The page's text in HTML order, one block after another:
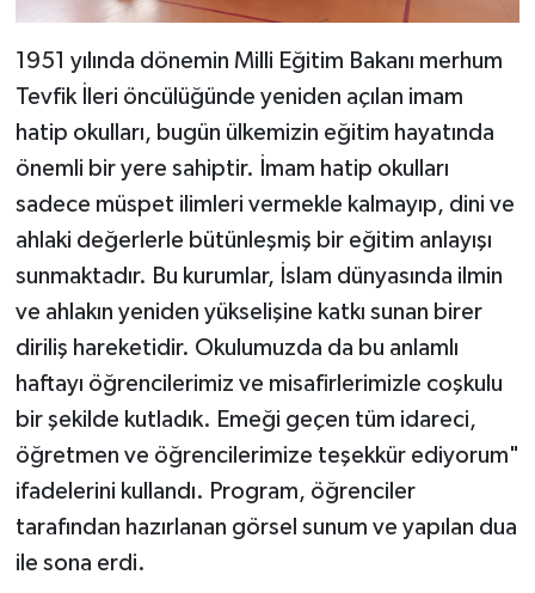
1951 yılında dönemin Milli Eğitim Bakanı merhum
Tevfik İleri öncülüğünde yeniden açılan imam
hatip okulları, bugün ülkemizin eğitim hayatında
önemli bir yere sahiptir. İmam hatip okulları
sadece müspet ilimleri vermekle kalmayıp, dini ve
ahlaki değerlerle bütünleşmiş bir eğitim anlayışı
sunmaktadır. Bu kurumlar, İslam dünyasında ilmin
ve ahlakın yeniden yükselişine katkı sunan birer
diriliş hareketidir. Okulumuzda da bu anlamlı
haftayı öğrencilerimiz ve misafirlerimizle coşkulu
bir şekilde kutladık. Emeği geçen tüm idareci,
öğretmen ve öğrencilerimize teşekkür ediyorum"
ifadelerini kullandı. Program, öğrenciler
tarafından hazırlanan görsel sunum ve yapılan dua
ile sona erdi.